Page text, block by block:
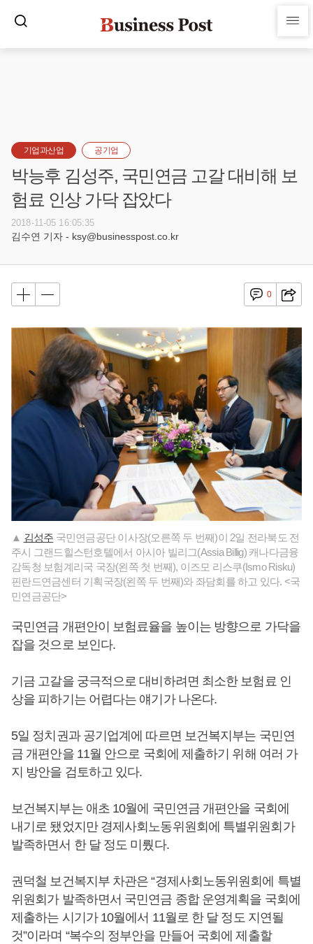
기업과산업 공기업
박능후 김성주, 국민연금 고갈 대비해 보
험료 인상 가닥 잡았다
2018-11-05 16:05:35
김수연 기자 - ksy@businesspost.co.kr
0
▲ 김성주 국민연금공단 이사장(오른쪽 두 번째)이 2일 전라북도 전
주시 그랜드힐스턴호텔에서 아시아 빌리그(Assia Billig) 캐나다금융
감독청 보험계리국 국장(왼쪽 첫 번째), 이즈모 리스쿠(Ismo Risku)
핀란드연금센터 기획국장(왼쪽 두 번째)와 좌담회를 하고 있다. <국
민연금공단>
국민연금 개편안이 보험료율을 높이는 방향으로 가닥을
잡을 것으로 보인다.
기금 고갈을 궁극적으로 대비하려면 최소한 보험료 인
상을 피하기는 어렵다는 얘기가 나온다.
5일 정치권과 공기업계에 따르면 보건복지부는 국민연
금 개편안을 11월 안으로 국회에 제출하기 위해 여러 가
지 방안을 검토하고 있다.
보건복지부는 애초 10월에 국민연금 개편안을 국회에
내기로 됐었지만 경제사회노동위원회에 특별위원회가
발족하면서 한 달 정도 미뤘다.
권덕철 보건복지부 차관은 “경제사회노동위원회에 특별
위원회가 발족하면서 국민연금 종합 운영계획을 국회에
제출하는 시기가 10월에서 11월로 한 달 정도 지연될
것”이라며 “복수의 정부안을 만들어 국회에 제출할